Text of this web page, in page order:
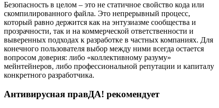
Безопасность в целом – это не статичное свойство кода или
скомпилированного файла. Это непрерывный процесс,
который равно держится как на энтузиазме сообщества и
прозрачности, так и на коммерческой ответственности и
выверенных подходах к разработке в частных компаниях. Для
конечного пользователя выбор между ними всегда остается
вопросом доверия: либо «коллективному разуму»
мейнтейнеров, либо профессиональной репутации и капиталу
конкретного разработчика.
Антивирусная правДА! рекомендует